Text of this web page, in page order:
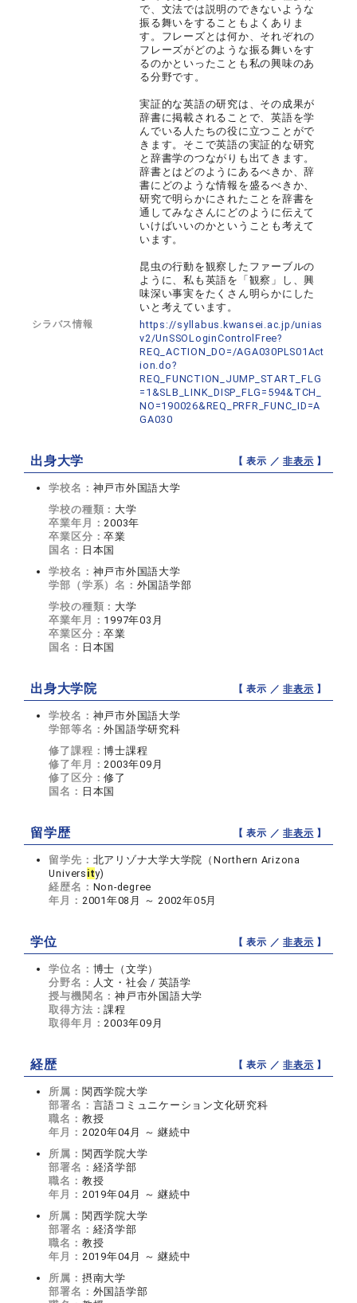
で、文法では説明のできないような
振る舞いをすることもよくありま
す。フレーズとは何か、それぞれの
フレーズがどのような振る舞いをす
るのかといったことも私の興味のあ
る分野です。
実証的な英語の研究は、その成果が
辞書に掲載されることで、英語を学
んでいる人たちの役に立つことがで
きます。そこで英語の実証的な研究
と辞書学のつながりも出てきます。
辞書とはどのようにあるべきか、辞
書にどのような情報を盛るべきか、
研究で明らかにされたことを辞書を
通してみなさんにどのように伝えて
いけばいいのかということも考えて
います。
昆虫の行動を観察したファーブルの
ように、私も英語を「観察」し、興
味深い事実をたくさん明らかにした
いと考えています。
シラバス情報
https://syllabus.kwansei.ac.jp/unias
v2/UnSSOLoginControlFree?
REQ_ACTION_DO=/AGA030PLS01Act
ion.do?
REQ_FUNCTION_JUMP_START_FLG
=1&SLB_LINK_DISP_FLG=594&TCH_
NO=190026&REQ_PRFR_FUNC_ID=A
GA030
出身大学 【 表示 ／非表示 】
学校名： 神戸市外国語大学
学校の種類： 大学
卒業年月：2003年
卒業区分：卒業
国名： 日本国
学校名： 神戸市外国語大学
学部（学系）名： 外国語学部
学校の種類： 大学
卒業年月： 1997年03月
卒業区分：卒業
国名： 日本国
出身大学院 【 表示 ／非表示 】
学校名： 神戸市外国語大学
学部等名：外国語学研究科
修了課程：博士課程
修了年月：2003年09月
修了区分：修了
国名： 日本国
留学歴 【 表示 ／非表示 】
留学先： 北アリゾナ大学大学院（Northern Arizona
Univers ity)
経歴名： Non-degree
年月： 2001年08月 ～ 2002年05月
学位 【 表示 ／非表示 】
学位名： 博士（文学）
分野名： 人文・社会 / 英語学
授与機関名：神戸市外国語大学
取得方法：課程
取得年月：2003年09月
経歴 【 表示 ／非表示 】
所属： 関西学院大学
部署名： 言語コミュニケーション文化研究科
職名： 教授
年月： 2020年04月 ～ 継続中
所属： 関西学院大学
部署名： 経済学部
職名： 教授
年月： 2019年04月 ～ 継続中
所属： 関西学院大学
部署名： 経済学部
職名： 教授
年月： 2019年04月 ～ 継続中
所属： 摂南大学
部署名： 外国語学部